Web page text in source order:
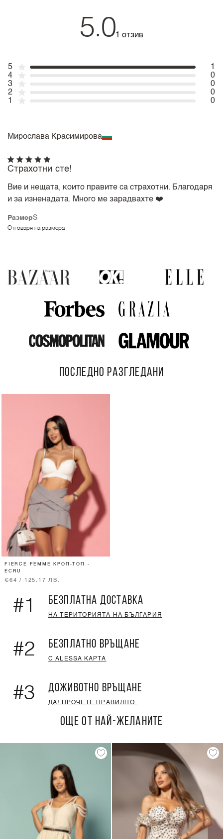
5.01 отзив
5
1
4
0
3
0
2
0
1
0
Мирослава Красимирова
РазмерS
Отговаря на размера
Страхотни сте!
Вие и нещата, които правите са страхотни. Благодаря
и за изненадата. Много ме зарадвахте ❤️
ПОСЛЕДНО РАЗГЛЕДАНИ
FIERCE FEMME КРОП-ТОП -
ECRU
€64 / 125.17 ЛВ.
#1 БЕЗПЛАТНА ДОСТАВКА
НА ТЕРИТОРИЯТА НА БЪЛГАРИЯ
#2 БЕЗПЛАТНО ВРЪЩАНЕ
С ALESSA КАРТА
#3 ДОЖИВОТНО ВРЪЩАНЕ
ДА! ПРОЧЕТЕ ПРАВИЛНО.
ОЩЕ ОТ НАЙ-ЖЕЛАНИТЕ